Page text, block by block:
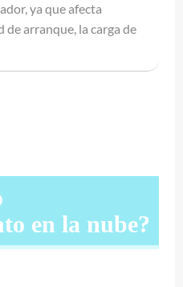
ya que afecta
arranque, la carga de
en la nube?